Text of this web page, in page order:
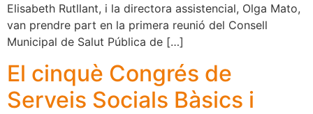
Elisabeth Rutllant, i la directora assistencial, Olga Mato,
van prendre part en la primera reunió del Consell
Municipal de Salut Pública de […]
El cinquè Congrés de
Serveis Socials Bàsics i